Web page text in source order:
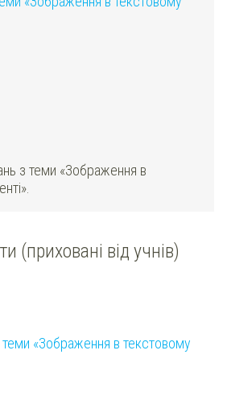
з теми «Зображення в
(приховані від учнів)
«Зображення в текстовому